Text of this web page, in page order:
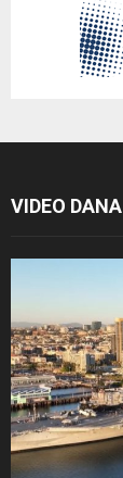
VIDEO DANA